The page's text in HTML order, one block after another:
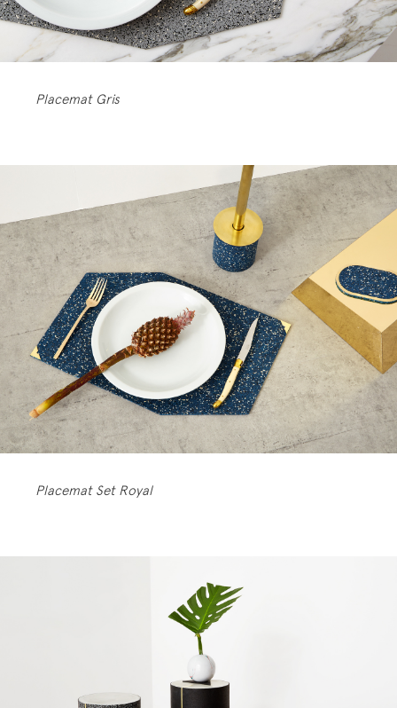
Placemat Gris
Placemat Set Royal